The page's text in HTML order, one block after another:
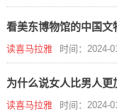
看美东博物馆的中国文
读喜马拉雅 时间：2024-
为什么说女人比男人更
读喜马拉雅 时间：2024-